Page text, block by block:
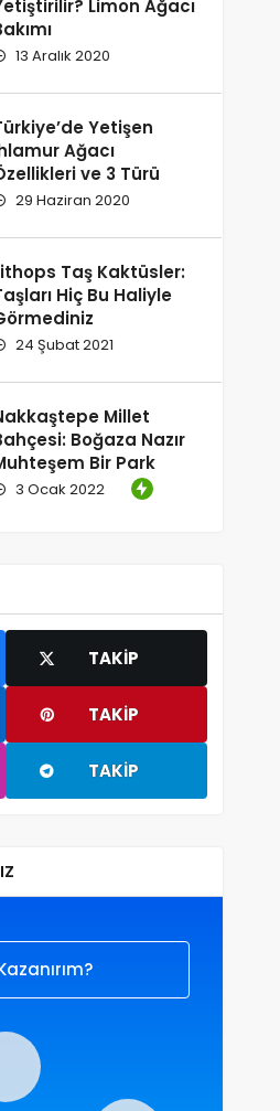
Limon Ağacı
13 Aralık 2020
Yetişen
Ağacı
ve 3 Türü
29 Haziran 2020
Taş Kaktüsler:
Hiç Bu Haliyle
24 Şubat 2021
Millet
Boğaza Nazır
Bir Park
3 Ocak 2022
TAKIP
TAKIP
TAKIP